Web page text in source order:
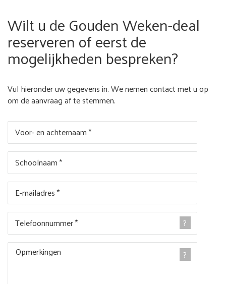
Wilt u de Gouden Weken-deal
reserveren of eerst de
mogelijkheden bespreken?
Vul hieronder uw gegevens in. We nemen contact met u op
om de aanvraag af te stemmen.
Voor- en achternaam *
Schoolnaam *
E-mailadres *
Telefoonnummer *
?
Opmerkingen
?